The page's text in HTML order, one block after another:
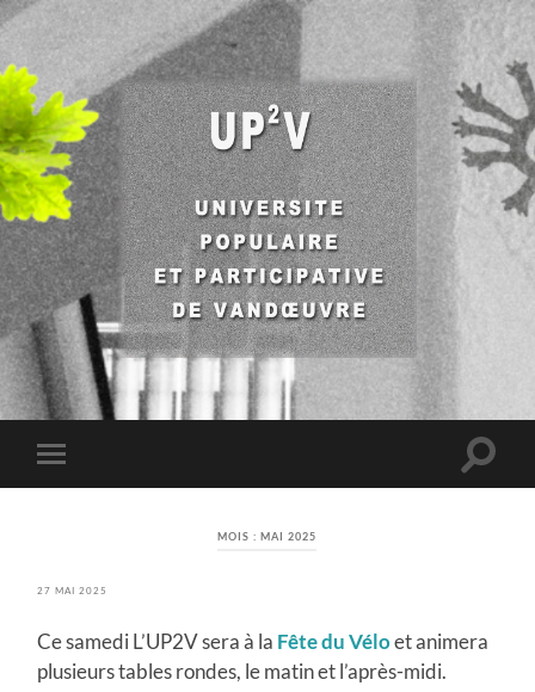
UP2V
Toggle
mobile
Toggle
MOIS :MAI 2025
27 MAI 2025
Ce samedi L’UP2V sera à la Fête du Véloet animera
plusieurs tables rondes, le matin et l’après-midi.